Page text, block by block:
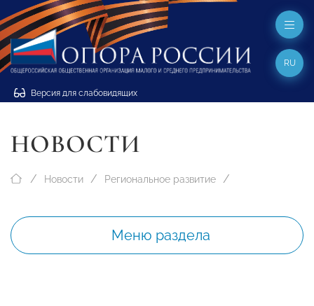
Версия для слабовидящих
RU
НОВОСТИ
Новости Региональное развитие
Меню раздела